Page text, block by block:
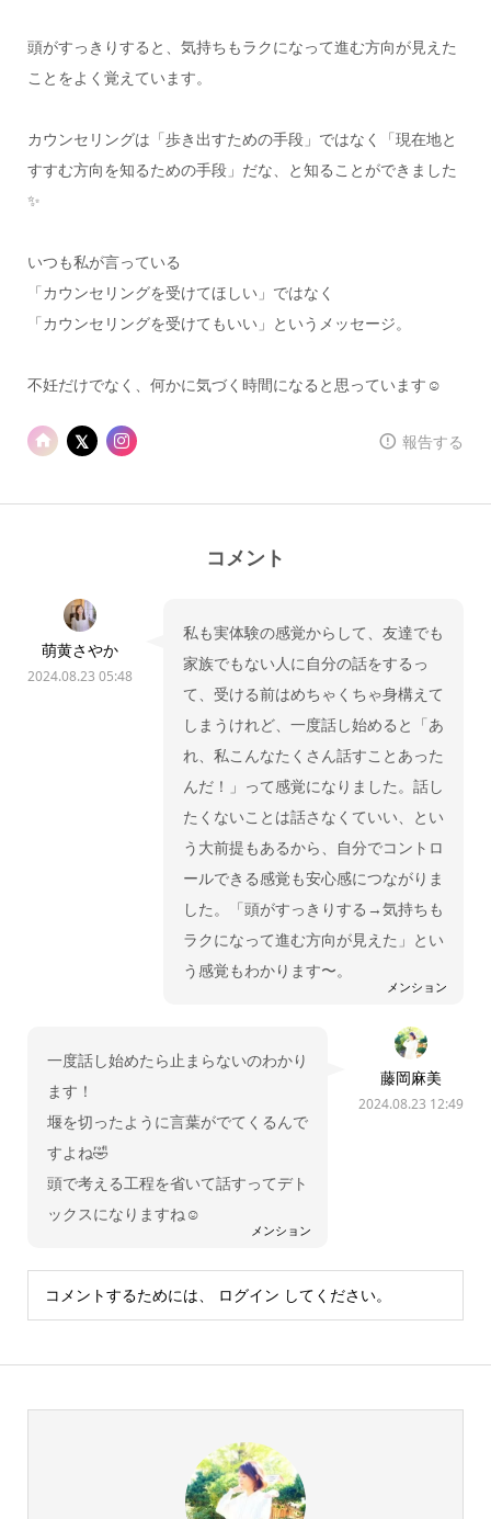
頭がすっきりすると、気持ちもラクになって進む方向が見えた
ことをよく覚えています。
カウンセリングは「歩き出すための手段」ではなく「現在地と
すすむ方向を知るための手段」だな、と知ることができました
✨
いつも私が言っている
「カウンセリングを受けてほしい」ではなく
「カウンセリングを受けてもいい」というメッセージ。
不妊だけでなく、何かに気づく時間になると思っています☺
報告する
コメント
萌黄さやか
2024.08.23 05:48
メンション
私も実体験の感覚からして、友達でも
家族でもない人に自分の話をするっ
て、受ける前はめちゃくちゃ身構えて
しまうけれど、一度話し始めると「あ
れ、私こんなたくさん話すことあった
んだ！」って感覚になりました。話し
たくないことは話さなくていい、とい
う大前提もあるから、自分でコントロ
ールできる感覚も安心感につながりま
した。「頭がすっきりする→気持ちも
ラクになって進む方向が見えた」とい
う感覚もわかります〜。
藤岡麻美
2024.08.23 12:49
メンション
一度話し始めたら止まらないのわかり
ます！
堰を切ったように言葉がでてくるんで
すよね🤣
頭で考える工程を省いて話すってデト
ックスになりますね☺️
コメントするためには、 ログイン してください。